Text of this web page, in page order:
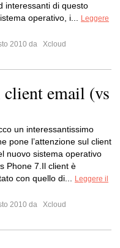
interessanti di questo
operativo, i...
Leggere
2010 da
Xcloud
email (vs
un interessantissimo
pone l’attenzione sul client
nuovo sistema operativo
Phone 7.Il client è
con quello di...
Leggere il
2010 da
Xcloud